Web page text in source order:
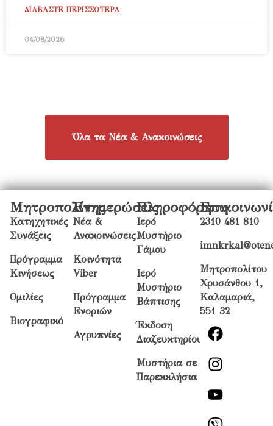
ΔΙΑΒΑΣΤΕ ΠΕΡΙΣΣΟΤΕΡΑ
04/08/2026
Όλα τα Νέα & Ανακοινώσεις
Μητροπολίτης
Κατηχητικές
Συνάξεις
Πρόγραμμα
Κινήσεως
Ομιλίες
Βιογραφικό
Ενημερώσεις
Νέα &
Ανακοινώσεις
Κοινότητα
Viber
Πρόγραμμα
Ενοριών
Αγρυπνίες
Πληροφόρηση
Ιερό
Μυστήριο
Γάμου
Ιερό
Μυστήριο
Βάπτισης
Έκδοση
Διαζευκτηρίου
Μυστήρια σε
Παρεκκλήσια
2310 481 810
Μητροπολίτου
Χρυσάνθου 1,
Καλαμαριά,
551 32